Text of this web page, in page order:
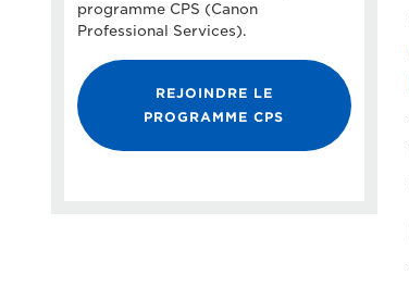
programme CPS (Canon
Professional Services).
REJOINDRE LE
PROGRAMME CPS